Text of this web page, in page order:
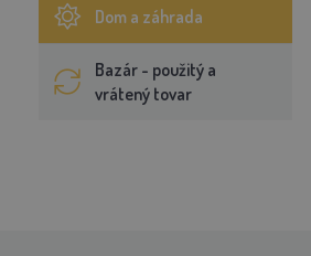
Dom a záhrada
Bazár - použitý a
vrátený tovar